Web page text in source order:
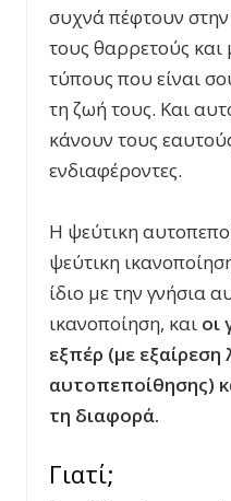
συχνά πέφτουν
τους θαρρετούς
τύπους που είναι
τη ζωή τους. Και
κάνουν τους
ενδιαφέροντες.
Η ψεύτικη
ψεύτικη
ίδιο με την γνήσια
ικανοποίηση, και οι
εξπέρ (με εξαίρεση
αυτοπεποίθησης)
τη διαφορά.
Γιατί;